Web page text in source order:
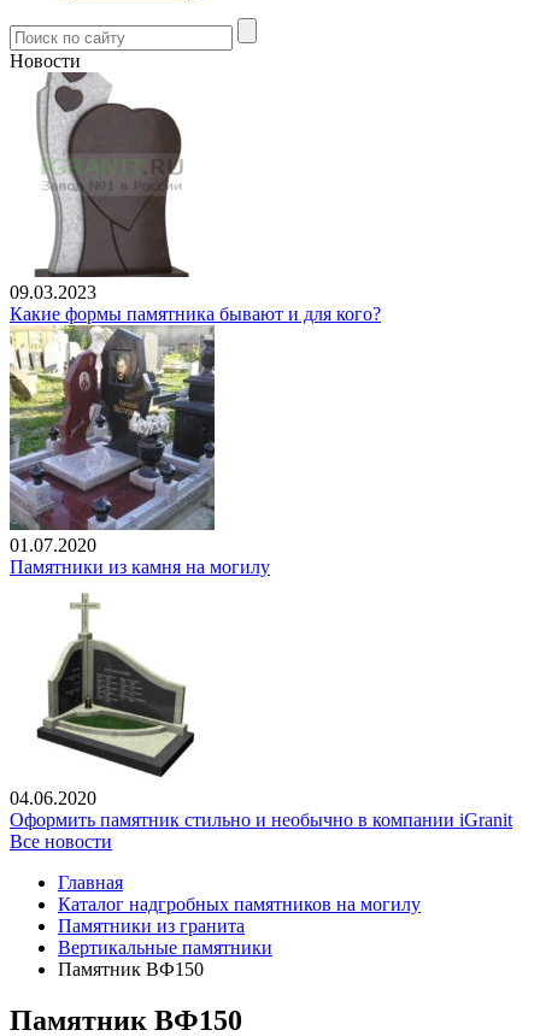
Новости
09.03.2023
Какие формы памятника бывают и для кого?
01.07.2020
Памятники из камня на могилу
04.06.2020
Оформить памятник стильно и необычно в компании iGranit
Все новости
Главная
Каталог надгробных памятников на могилу
Памятники из гранита
Вертикальные памятники
Памятник ВФ150
Памятник ВФ150